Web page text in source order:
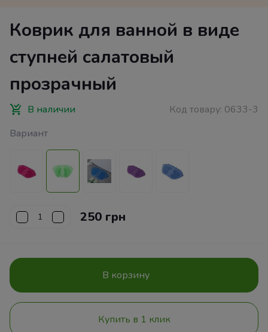
Коврик для ванной в виде
ступней салатовый
прозрачный
В наличии Код товару: 0633-3
Вариант
250 грн
В корзину
Купить в 1 клик